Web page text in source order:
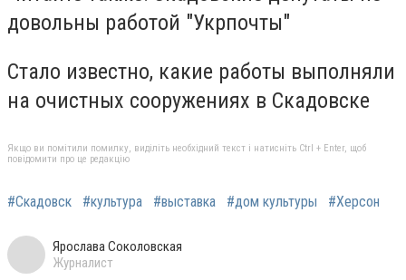
довольны работой "Укрпочты"
Стало известно, какие работы выполняли
на очистных сооружениях в Скадовске
Якщо ви помітили помилку, виділіть необхідний текст і натисніть Ctrl + Enter, щоб
повідомити про це редакцію
#Скадовск #культура #выставка #дом культуры #Херсон
Ярослава Соколовская
Журналист